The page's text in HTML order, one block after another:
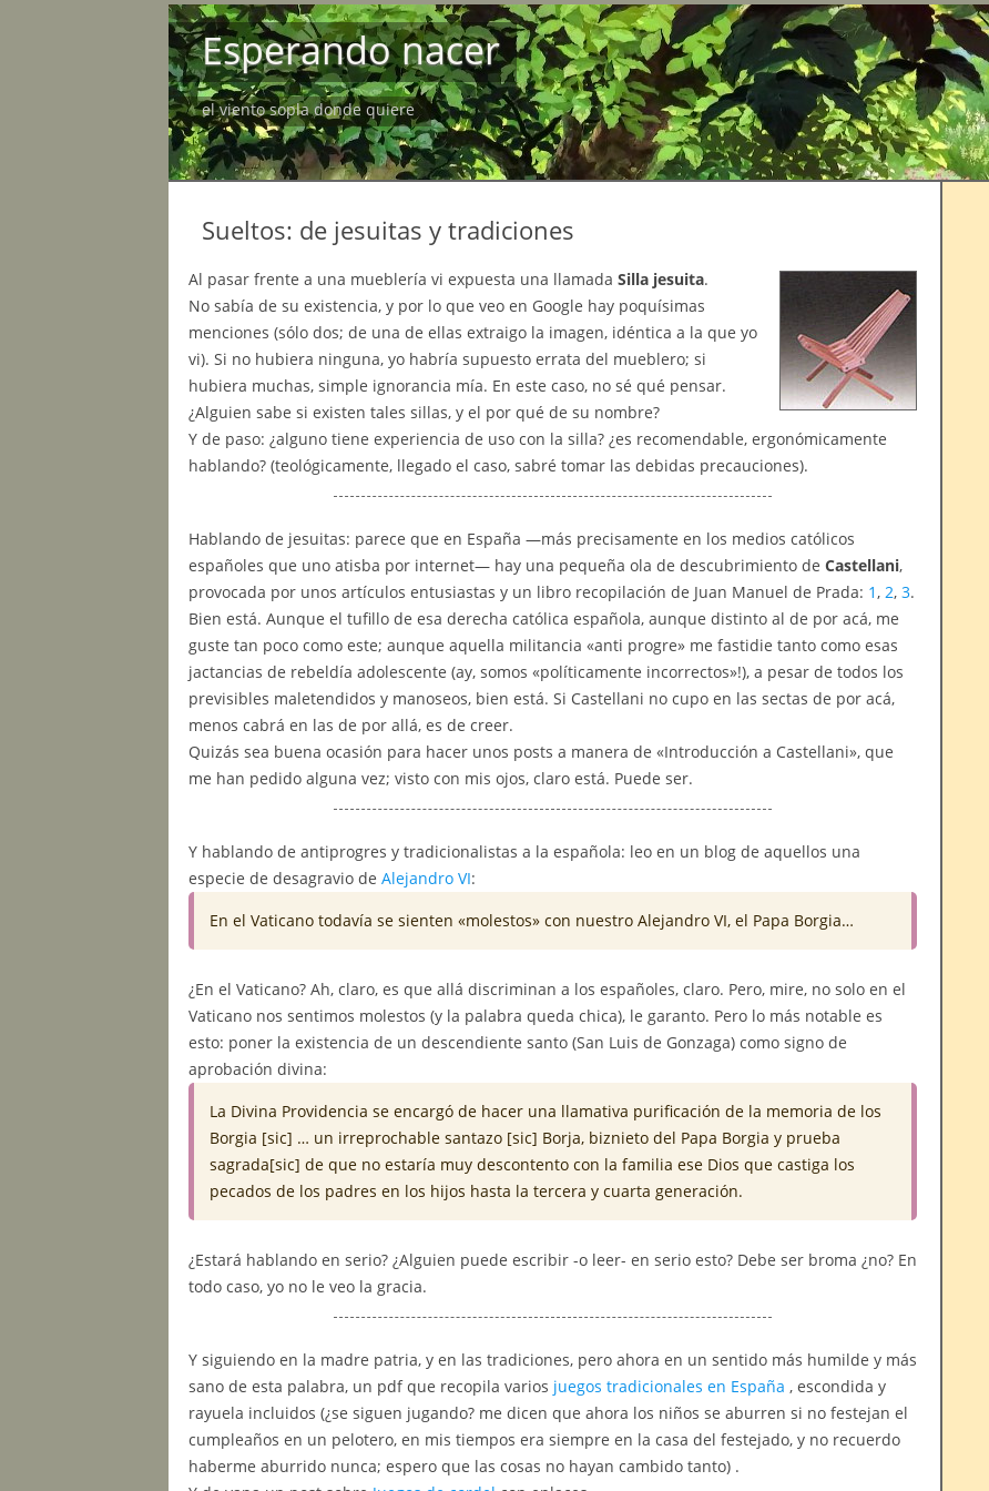
Esperando nacer
el viento sopla donde quiere
Sueltos: de jesuitas y tradiciones
Al pasar frente a una mueblería vi expuesta una llamada Silla jesuita.
No sabía de su existencia, y por lo que veo en Google hay poquísimas
menciones (sólo dos; de una de ellas extraigo la imagen, idéntica a la que yo
vi). Si no hubiera ninguna, yo habría supuesto errata del mueblero; si
hubiera muchas, simple ignorancia mía. En este caso, no sé qué pensar.
¿Alguien sabe si existen tales sillas, y el por qué de su nombre?
Y de paso: ¿alguno tiene experiencia de uso con la silla? ¿es recomendable, ergonómicamente
hablando? (teológicamente, llegado el caso, sabré tomar las debidas precauciones).
Hablando de jesuitas: parece que en España —más precisamente en los medios católicos
españoles que uno atisba por internet— hay una pequeña ola de descubrimiento de Castellani,
provocada por unos artículos entusiastas y un libro recopilación de Juan Manuel de Prada: 1, 2, 3.
Bien está. Aunque el tufillo de esa derecha católica española, aunque distinto al de por acá, me
guste tan poco como este; aunque aquella militancia «anti progre» me fastidie tanto como esas
jactancias de rebeldía adolescente (ay, somos «políticamente incorrectos»!), a pesar de todos los
previsibles maletendidos y manoseos, bien está. Si Castellani no cupo en las sectas de por acá,
menos cabrá en las de por allá, es de creer.
Quizás sea buena ocasión para hacer unos posts a manera de «Introducción a Castellani», que
me han pedido alguna vez; visto con mis ojos, claro está. Puede ser.
Y hablando de antiprogres y tradicionalistas a la española: leo en un blog de aquellos una
especie de desagravio de Alejandro VI:
En el Vaticano todavía se sienten «molestos» con nuestro Alejandro VI, el Papa Borgia…
¿En el Vaticano? Ah, claro, es que allá discriminan a los españoles, claro. Pero, mire, no solo en el
Vaticano nos sentimos molestos (y la palabra queda chica), le garanto. Pero lo más notable es
esto: poner la existencia de un descendiente santo (San Luis de Gonzaga) como signo de
aprobación divina:
La Divina Providencia se encargó de hacer una llamativa purificación de la memoria de los
Borgia [sic] … un irreprochable santazo [sic] Borja, biznieto del Papa Borgia y prueba
sagrada[sic] de que no estaría muy descontento con la familia ese Dios que castiga los
pecados de los padres en los hijos hasta la tercera y cuarta generación.
¿Estará hablando en serio? ¿Alguien puede escribir -o leer- en serio esto? Debe ser broma ¿no? En
todo caso, yo no le veo la gracia.
Y siguiendo en la madre patria, y en las tradiciones, pero ahora en un sentido más humilde y más
sano de esta palabra, un pdf que recopila varios juegos tradicionales en España , escondida y
rayuela incluidos (¿se siguen jugando? me dicen que ahora los niños se aburren si no festejan el
cumpleaños en un pelotero, en mis tiempos era siempre en la casa del festejado, y no recuerdo
haberme aburrido nunca; espero que las cosas no hayan cambido tanto) .